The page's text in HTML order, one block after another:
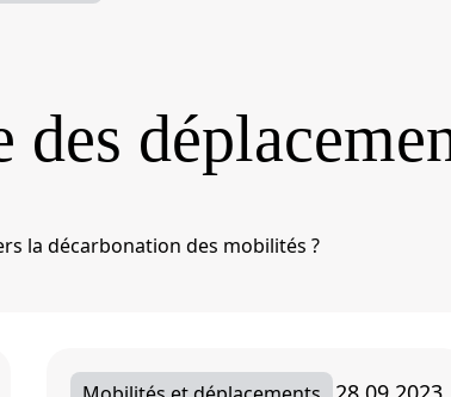
des
la décarbonation des mobilités ?